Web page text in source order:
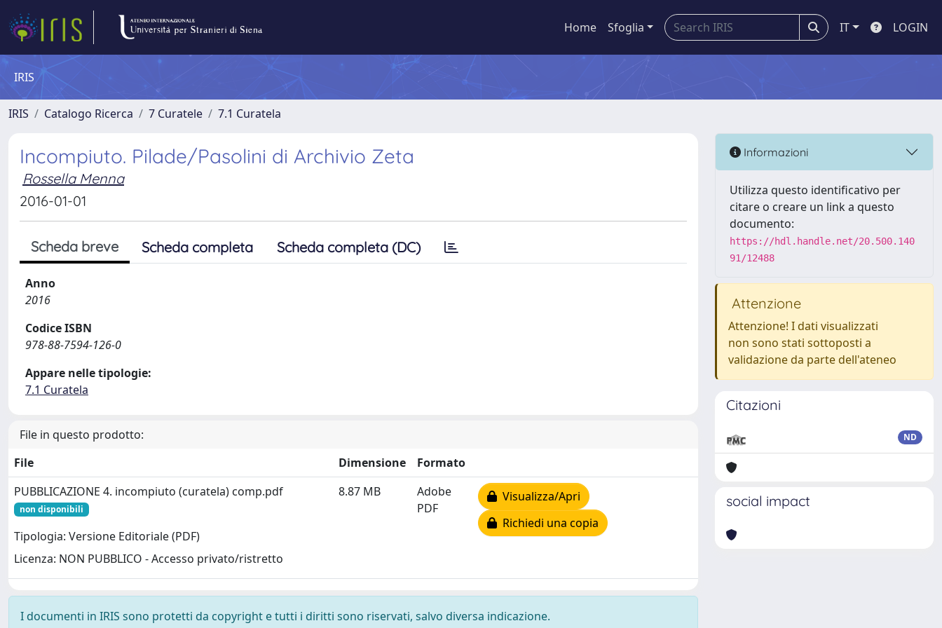
Home Sfoglia IT LOGIN
IRIS
IRIS Catalogo Ricerca 7 Curatele 7.1 Curatela
Incompiuto. Pilade/Pasolini di Archivio Zeta
Rossella Menna
2016-01-01
Scheda breve Scheda completa Scheda completa (DC)
Anno
2016
Codice ISBN
978-88-7594-126-0
Appare nelle tipologie:
7.1 Curatela
File in questo prodotto:
File
Dimensione
Formato
PUBBLICAZIONE 4. incompiuto (curatela) comp.pdf
non disponibili
Tipologia: Versione Editoriale (PDF)
Licenza: NON PUBBLICO - Accesso privato/ristretto
8.87 MB
Adobe
PDF
Visualizza/Apri
Richiedi una copia
I documenti in IRIS sono protetti da copyright e tutti i diritti sono riservati, salvo diversa indicazione.
Informazioni
Utilizza questo identificativo per
citare o creare un link a questo
documento:
https://hdl.handle.net/20.500.140
91/12488
Attenzione
Attenzione! I dati visualizzati
non sono stati sottoposti a
validazione da parte dell'ateneo
Citazioni
ND
social impact